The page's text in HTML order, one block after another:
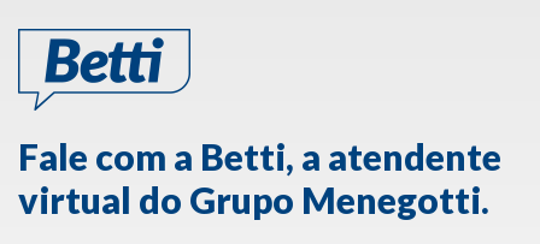
Fale com a Betti, a atendente
virtual do Grupo Menegotti.